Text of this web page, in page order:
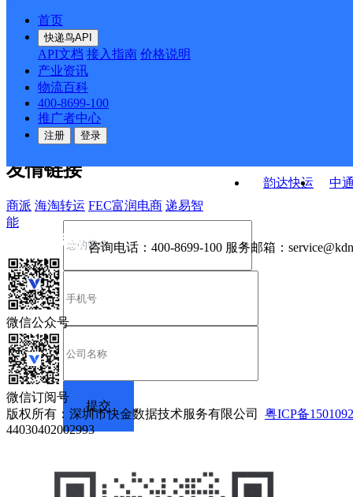
首页
快递鸟API
API文档 接入指南 价格说明
产业资讯
物流百科
400-8699-100
推广者中心
注册 登录
韵达快运
中
API接口 DEMO下载
关于我们
公司介绍 企业动态
合作伙伴 快递鸟接口服务协议
户隐私政策
友情链接
商派 海淘转运 FEC富润电商 递易智
能
咨询电话： 400-8699-100 服务邮箱：
微信公众号
微信订阅号
版权所有：深圳市快金数据技术服务有限公司 粤ICP备
44030402002993